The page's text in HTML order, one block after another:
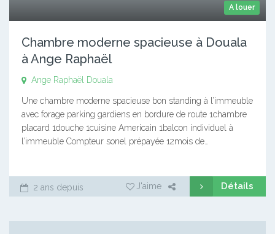
A louer
Chambre moderne spacieuse à Douala
à Ange Raphaël
Ange Raphaël Douala
Une chambre moderne spacieuse bon standing à l’immeuble
avec forage parking gardiens en bordure de route 1chambre
placard 1douche 1cuisine Americain 1balcon individuel à
l’immeuble Compteur sonel prépayée 12mois de…
2 ans depuis J'aime Détails